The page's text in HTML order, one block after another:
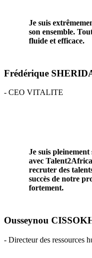
Je suis
son ensemble.
fluide et efficace.
Frédérique
- CEO VITALITE
Je suis
avec
recruter des
succès de notre
fortement.
Ousseynou
- Directeur des ressources